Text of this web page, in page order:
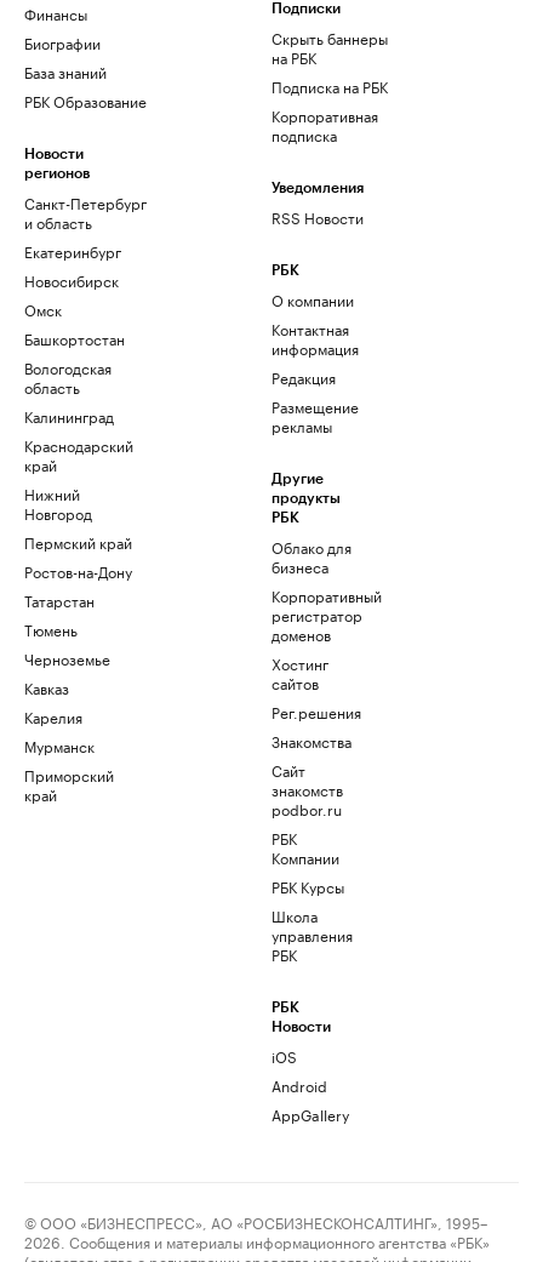
Финансы
Биографии
База знаний
РБК Образование
Новости
регионов
Санкт-Петербург
и область
Екатеринбург
Новосибирск
Омск
Башкортостан
Вологодская
область
Калининград
Краснодарский
край
Нижний
Новгород
Пермский край
Ростов-на-Дону
Татарстан
Тюмень
Черноземье
Кавказ
Карелия
Мурманск
Приморский
край
Подписки
Скрыть баннеры
на РБК
Подписка на РБК
Корпоративная
подписка
Уведомления
RSS Новости
РБК
О компании
Контактная
информация
Редакция
Размещение
рекламы
Другие
продукты
РБК
Облако для
бизнеса
Корпоративный
регистратор
доменов
Хостинг
сайтов
Рег.решения
Знакомства
Сайт
знакомств
podbor.ru
РБК
Компании
РБК Курсы
Школа
управления
РБК
РБК
Новости
iOS
Android
AppGallery
© ООО «БИЗНЕСПРЕСС», АО «РОСБИЗНЕСКОНСАЛТИНГ», 1995–
2026. Сообщения и материалы информационного агентства «РБК»